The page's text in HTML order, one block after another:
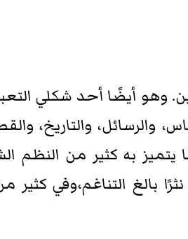
وهو أيضًا أحد شكلي
والرسائل، والتاريخ،
يتميز به كثير من
بالغ التناغم،وفي كثير